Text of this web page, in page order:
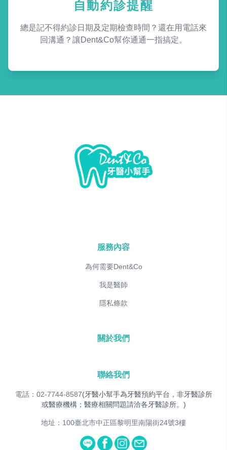
自動約診提醒
總是記不得約診日期及定期檢查時間？還在用電話來
回溝通？讓Dent&Co幫你通通一指搞定。
服務內容
為何需要Dent&Co
我是醫師
隱私條款
關於我們
聯絡我們
電話：02-7744-8587(牙醫小幫手為牙醫預約平台，非牙醫診所
或醫療機構；醫療相關問題請洽各牙醫診所。)
地址：100臺北市中正區黎明里南陽街24號3樓